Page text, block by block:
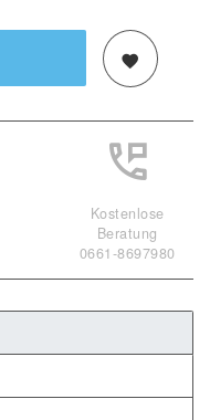
Kostenlose
Beratung
0661-8697980